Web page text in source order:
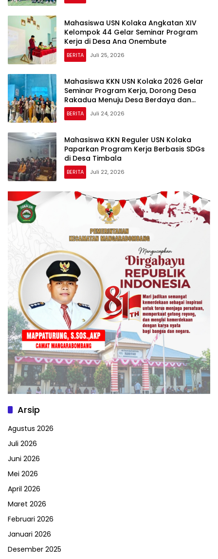
Mahasiswa USN Kolaka Angkatan XIV
Kelompok 44 Gelar Seminar Program
Kerja di Desa Ana Onembute
BERITA Juli 25, 2026
Mahasiswa KKN USN Kolaka 2026 Gelar
Seminar Program Kerja, Dorong Desa
Rakadua Menuju Desa Berdaya dan
Berkelanjutan
BERITA Juli 24, 2026
Mahasiswa KKN Reguler USN Kolaka
Paparkan Program Kerja Berbasis SDGs
di Desa Timbala
BERITA Juli 22, 2026
Arsip
Agustus 2026
Juli 2026
Juni 2026
Mei 2026
April 2026
Maret 2026
Februari 2026
Januari 2026
Desember 2025